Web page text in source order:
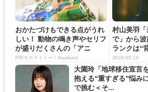
おかたづけもできる点がうれ
しい！ 動物の鳴き声やセリフ
が盛りだくさんの「アニ
ア ...
PR(タカラトミー｜Hugkum)
村山美羽
で」から
ランクは“
ン...
2026.05.10
大園玲「地球移住宣言
抱える“重すぎる”悩み
で挑む＜そ...